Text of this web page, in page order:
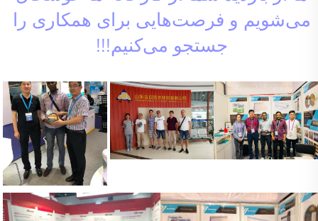
جستجو می‌کنیم!!!